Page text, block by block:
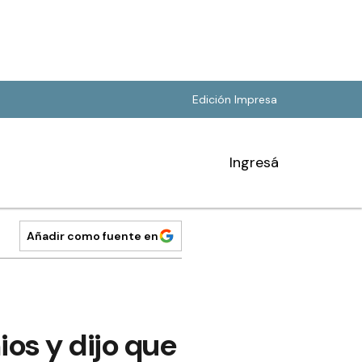
Edición Impresa
Ingresá
Añadir como fuente en
y dijo que